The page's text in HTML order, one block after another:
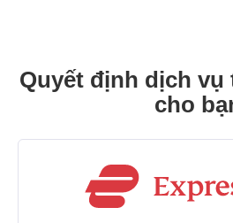
Quyết định dịch vụ
cho